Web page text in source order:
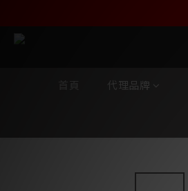
首頁 代理品牌